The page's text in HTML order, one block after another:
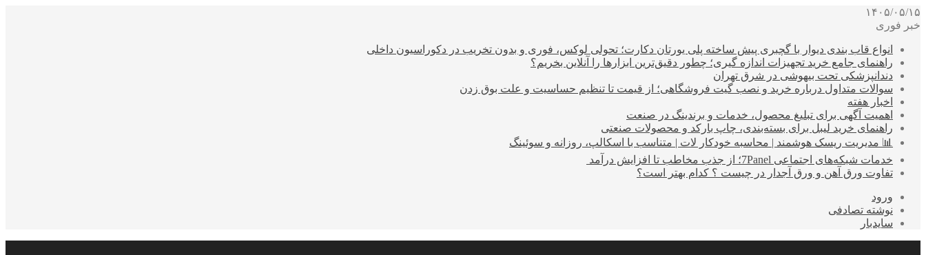
۱۴۰۵/۰۵/۱۵
خبر فوری
انواع قاب بندی دیوار با گچبری پیش ساخته پلی یورتان دکارت؛ تحولی لوکس، فوری و بدون تخریب در دکوراسیون داخلی
راهنمای جامع خرید تجهیزات اندازه گیری؛ چطور دقیق‌ترین ابزارها را آنلاین بخریم؟
دندانپزشکی تحت بیهوشی در شرق تهران
سوالات متداول درباره خرید و نصب گیت فروشگاهی؛ از قیمت تا تنظیم حساسیت و علت بوق زدن
اخبار هفته
اهمیت آگهی برای تبلیغ محصول، خدمات و برندینگ در صنعت
راهنمای خرید لیبل برای بسته‌بندی، چاپ بارکد و محصولات صنعتی
📊 مدیریت ریسک هوشمند | محاسبه خودکار لات | متناسب با اسکالپ، روزانه و سوئینگ
خدمات شبکه‌های اجتماعی 7Panel؛ از جذب مخاطب تا افزایش درآمد
تفاوت ورق آهن و ورق آجدار در چیست ؟ کدام بهتر است؟
ورود
نوشته تصادفی
سایدبار